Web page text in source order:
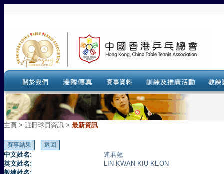
主頁 > 註冊球員資訊 > 最新資訊
中文姓名:
連君翹
英文姓名:
LIN KWAN KIU KEON